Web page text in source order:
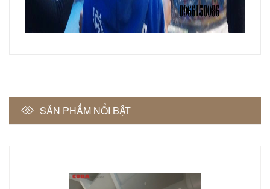
SẢN PHẨM NỔI BẬT